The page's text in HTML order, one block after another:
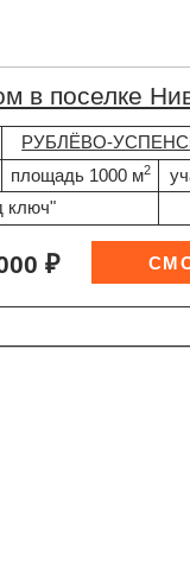
в поселке
РУБЛЁВО-
площадь 1000 м2
ключ"
₽